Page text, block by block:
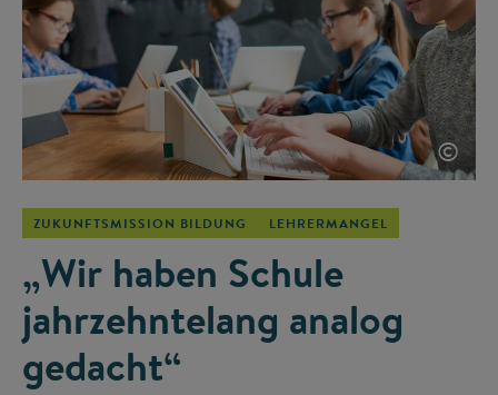
©
ZUKUNFTSMISSION BILDUNG LEHRERMANGEL
„Wir haben Schule
jahrzehntelang analog
gedacht“